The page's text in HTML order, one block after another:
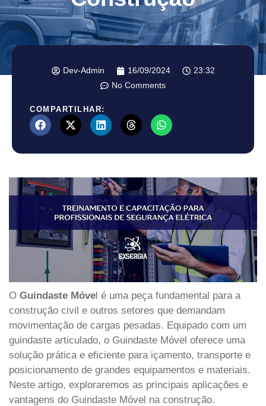
Dev-Admin 16/09/2024
23:32
No Comments
COMPARTILHAR:
O Guindaste Móvel é uma peça fundamental para a
construção civil e outros setores que demandam
movimentação de cargas pesadas. Equipado com um
guindaste articulado, o Guindaste Móvel oferece uma
solução prática e eficiente para içamento, transporte e
posicionamento de grandes equipamentos e materiais.
Neste artigo, exploraremos as principais aplicações e
vantagens do Guindaste Móvel na construção.